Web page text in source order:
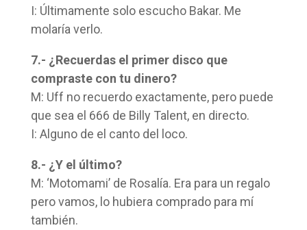
I: Últimamente solo escucho Bakar. Me
molaría verlo.
7.- ¿Recuerdas el primer disco que
compraste con tu dinero?
M: Uff no recuerdo exactamente, pero puede
que sea el 666 de Billy Talent, en directo.
I: Alguno de el canto del loco.
8.- ¿Y el último?
M: ‘Motomami’ de Rosalía. Era para un regalo
pero vamos, lo hubiera comprado para mí
también.